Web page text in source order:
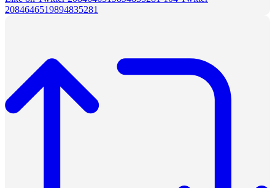
2084646519894835281